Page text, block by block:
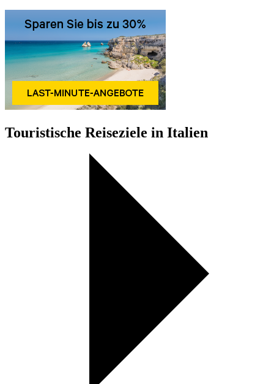
Touristische Reiseziele in Italien